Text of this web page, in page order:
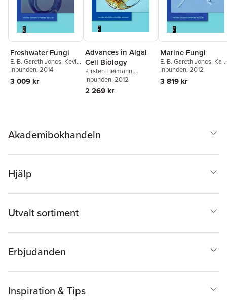
Freshwater Fungi
E. B. Gareth Jones, Kevin
D Hyde,Ka-Lai Pang
Inbunden, 2014
3 009 kr
Advances in Algal
Cell Biology
Kirsten Heimann,
Christos Katsaros
Inbunden, 2012
2 269 kr
Marine Fungi
E. B. Gareth Jones, Ka-
Lai Pang
Inbunden, 2012
3 819 kr
Akademibokhandeln
Hjälp
Utvalt sortiment
Erbjudanden
Inspiration & Tips